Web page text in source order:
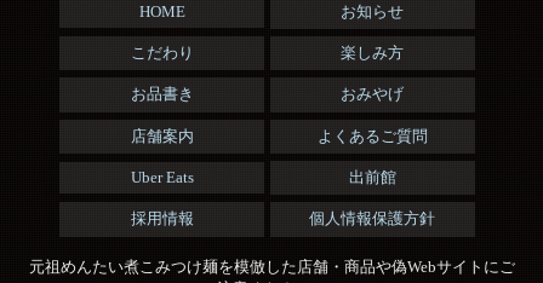
HOME お知らせ
こだわり 楽しみ方
お品書き おみやげ
店舗案内 よくあるご質問
Uber Eats 出前館
採用情報 個人情報保護方針
元祖めんたい煮こみつけ麺を模倣した店舗・商品や偽Webサイトにご